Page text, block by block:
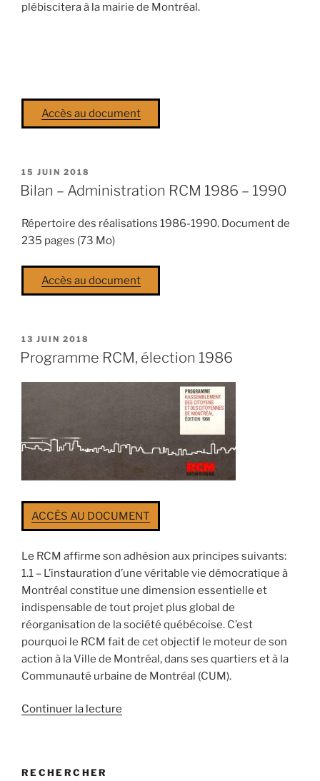
plébiscitera à la mairie de Montréal.
Accès au document
PUBLIÉ
LE
15 JUIN 2018
Bilan – Administration RCM 1986 – 1990
Répertoire des réalisations 1986-1990. Document de
235 pages (73 Mo)
Accès au document
PUBLIÉ
LE
13 JUIN 2018
Programme RCM, élection 1986
ACCÈS AU DOCUMENT
Le RCM affirme son adhésion aux principes suivants:
1.1 – L’instauration d’une véritable vie démocratique à
Montréal constitue une dimension essentielle et
indispensa­ble de tout projet plus global de
réorganisation de la société québécoise. C’est
pourquoi le RCM fait de cet objectif le moteur de son
action à la Ville de Montréal, dans ses quartiers et à la
Communauté urbaine de Montréal (CUM).
Continuer la lecture
RECHERCHER